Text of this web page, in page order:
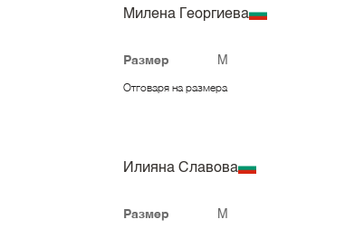
Милена Георгиева
Размер M
Отговаря на размера
Илияна Славова
Размер M